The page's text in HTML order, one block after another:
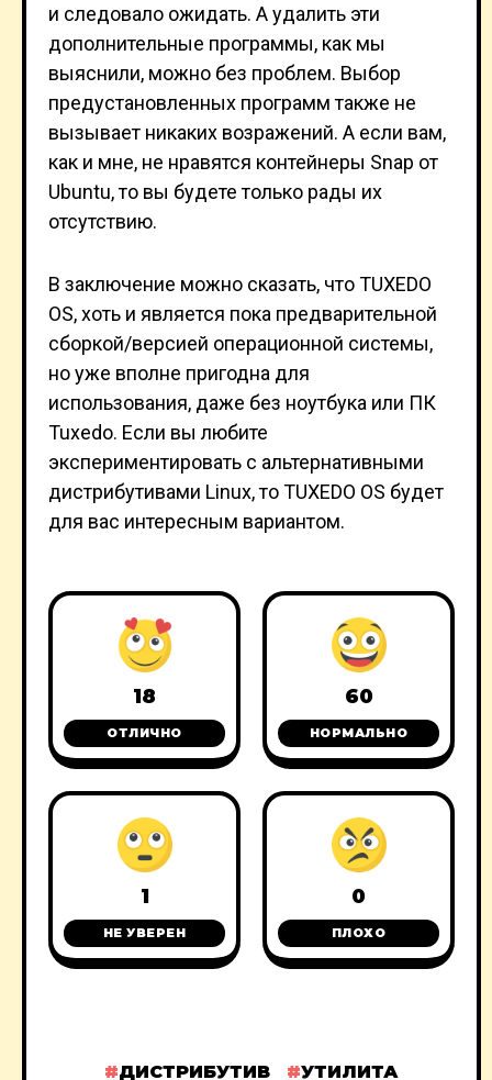
и следовало ожидать. А удалить эти
дополнительные программы, как мы
выяснили, можно без проблем. Выбор
предустановленных программ также не
вызывает никаких возражений. А если вам,
как и мне, не нравятся контейнеры Snap от
Ubuntu, то вы будете только рады их
отсутствию.
В заключение можно сказать, что TUXEDO
OS, хоть и является пока предварительной
сборкой/версией операционной системы,
но уже вполне пригодна для
использования, даже без ноутбука или ПК
Tuxedo. Если вы любите
экспериментировать с альтернативными
дистрибутивами Linux, то TUXEDO OS будет
для вас интересным вариантом.
18
ОТЛИЧНО
60
НОРМАЛЬНО
1
НЕ УВЕРЕН
0
ПЛОХО
ДИСТРИБУТИВ УТИЛИТА